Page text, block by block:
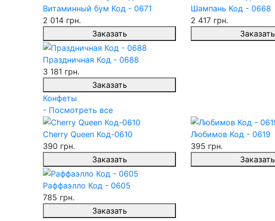
Витаминный бум Код - 0671
2 014 грн.
Заказать
Шампань Код - 0668
2 417 грн.
Заказать
Праздничная Код - 0688
3 181 грн.
Заказать
Конфеты
- Посмотреть все
Cherry Queen Код-0610
390 грн.
Заказать
Любимов Код - 0619
395 грн.
Заказать
Раффаэлло Код - 0605
785 грн.
Заказать